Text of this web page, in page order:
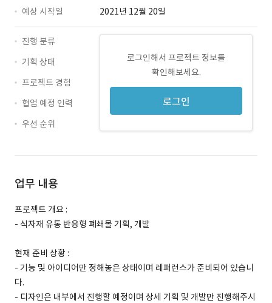
예상 시작일
2021년 12월 20일
로그인해서 프로젝트 정보를
확인해보세요.
로그인
진행 분류
기획 상태
프로젝트 경험
협업 예정 인력
우선 순위
업무 내용
프로젝트 개요 :
- 식자재 유통 반응형 폐쇄몰 기획, 개발
현재 준비 상황 :
- 기능 및 아이디어만 정해놓은 상태이며 레퍼런스가 준비되어 있습니
다.
- 디자인은 내부에서 진행할 예정이며 상세 기획 및 개발만 진행해주시